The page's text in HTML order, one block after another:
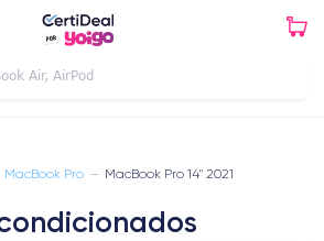
MacBook Pro — MacBook Pro 14" 2021